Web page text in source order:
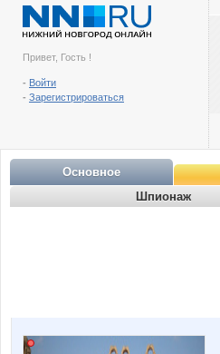
Привет, Гость !
- Войти
- Зарегистрироваться
Основное
Шпионаж